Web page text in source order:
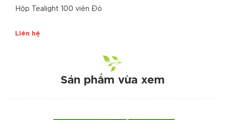
Hộp Tealight 100 viên Đỏ
Liên hệ
Sản phẩm vừa xem